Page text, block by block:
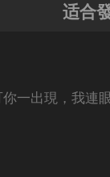
适合
一出現，我連